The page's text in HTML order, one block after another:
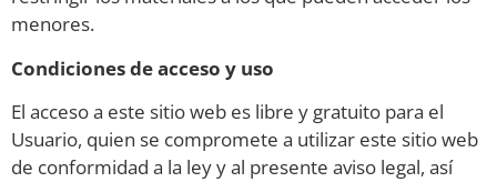
menores.
Condiciones de acceso y uso
El acceso a este sitio web es libre y gratuito para el
Usuario, quien se compromete a utilizar este sitio web
de conformidad a la ley y al presente aviso legal, así